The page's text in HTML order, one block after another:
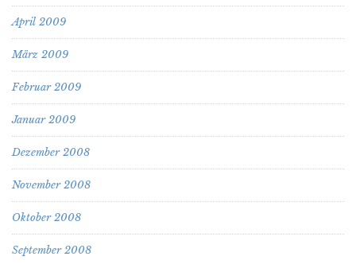
April 2009
März 2009
Februar 2009
Januar 2009
Dezember 2008
November 2008
Oktober 2008
September 2008